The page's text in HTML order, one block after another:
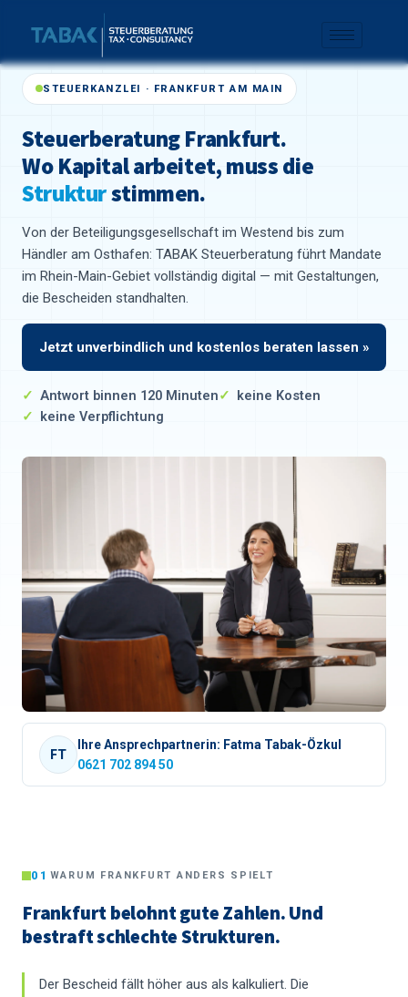
STEUERKANZLEI · FRANKFURT AM MAIN
Steuerberatung Frankfurt.
Wo Kapital arbeitet, muss die
Strukturstimmen.
Von der Beteiligungsgesellschaft im Westend bis zum
Händler am Osthafen: TABAK Steuerberatung führt Mandate
im Rhein-Main-Gebiet vollständig digital — mit Gestaltungen,
die Bescheiden standhalten.
Jetzt unverbindlich und kostenlos beraten lassen »
Antwort binnen 120 Minuten
keine Kosten
keine Verpflichtung
FT
Ihre Ansprechpartnerin: Fatma Tabak-Özkul
0621 702 894 50
01 WARUM FRANKFURT ANDERS SPIELT
Frankfurt belohnt gute Zahlen. Und
bestraft schlechte Strukturen.
Der Bescheid fällt höher aus als kalkuliert. Die